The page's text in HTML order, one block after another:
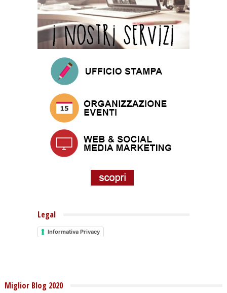
Legal
Informativa Privacy
Miglior Blog 2020